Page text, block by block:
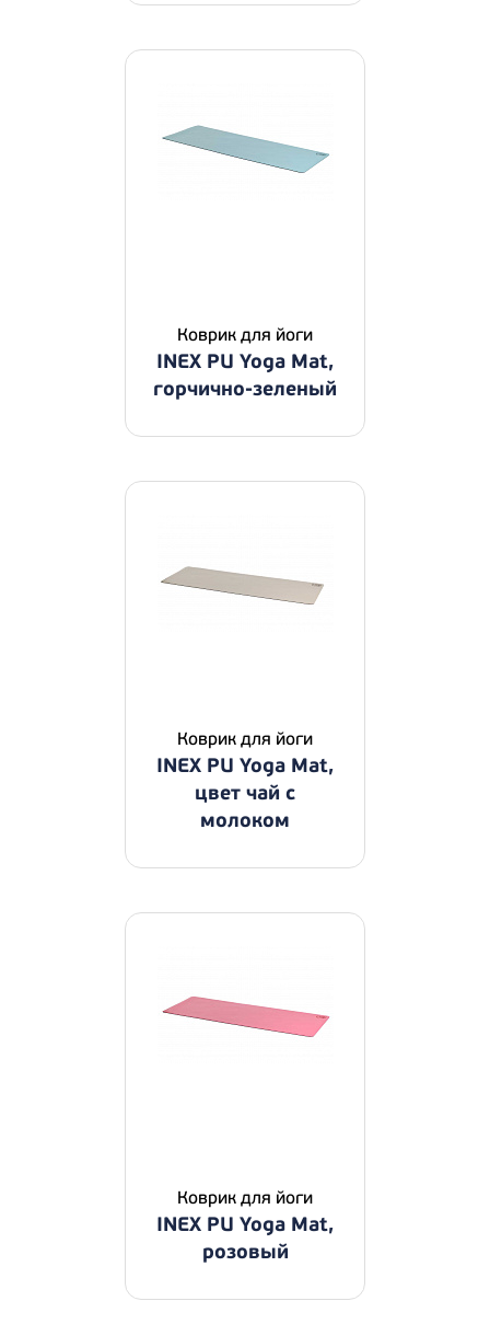
Коврик для йоги
INEX PU Yoga Mat,
горчично-зеленый
Коврик для йоги
INEX PU Yoga Mat,
цвет чай с
молоком
Коврик для йоги
INEX PU Yoga Mat,
розовый